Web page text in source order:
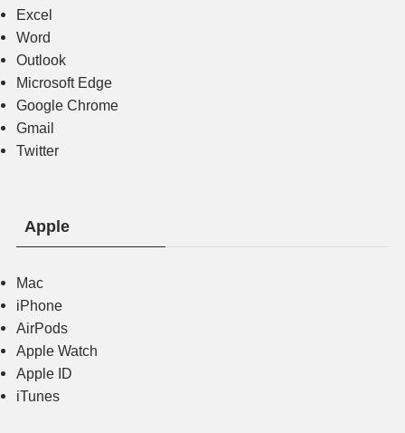
Excel
Word
Outlook
Microsoft Edge
Google Chrome
Gmail
Twitter
Apple
Mac
iPhone
AirPods
Apple Watch
Apple ID
iTunes